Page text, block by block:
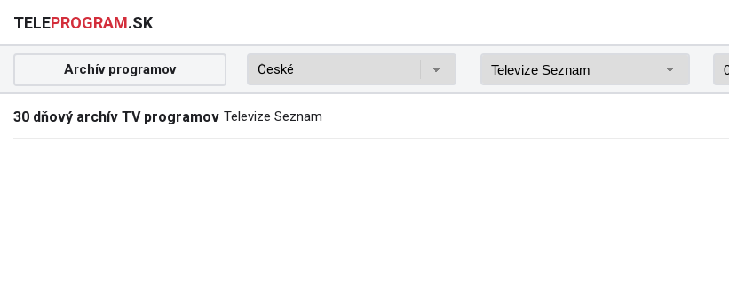
TELEPROGRAM.SK
Archív programov
30 dňový archív TV programov Televize Seznam